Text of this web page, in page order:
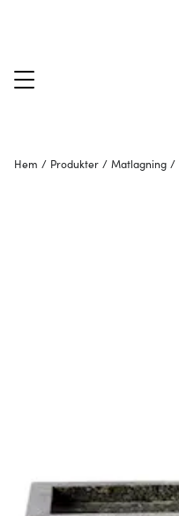
Hem / Produkter / Matlagning /